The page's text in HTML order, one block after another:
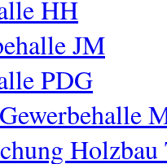
HH
JM
PDG